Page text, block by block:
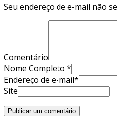
Seu endereço de e-mail não
Comentário
Nome Completo *
Endereço de e-mail*
Site